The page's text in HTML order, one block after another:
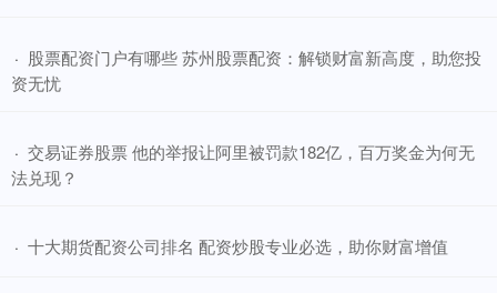
· ​股票配资门户有哪些 苏州股票配资：解锁财富新高度，助您投
资无忧
· ​交易证券股票 他的举报让阿里被罚款182亿，百万奖金为何无
法兑现？
· ​十大期货配资公司排名 配资炒股专业必选，助你财富增值